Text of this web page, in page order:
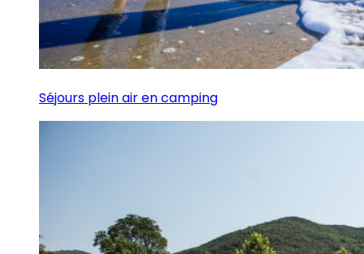
Séjours plein air en camping